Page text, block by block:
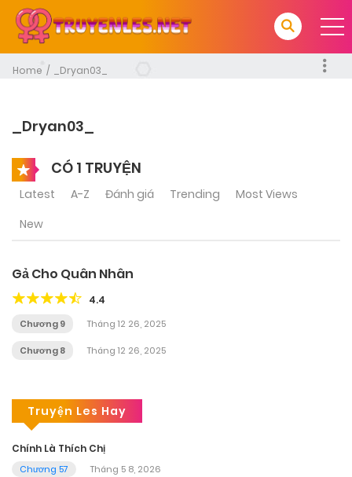
Home _Dryan03_
_Dryan03_
CÓ 1 TRUYỆN
Latest A-Z Đánh giá Trending
Most Views
New
Gả Cho Quân Nhân
4.4
Chương 9 Tháng 12 26, 2025
Chương 8 Tháng 12 26, 2025
Truyện Les Hay
Chính Là Thích Chị
Chương 57
Tháng 5 8, 2026